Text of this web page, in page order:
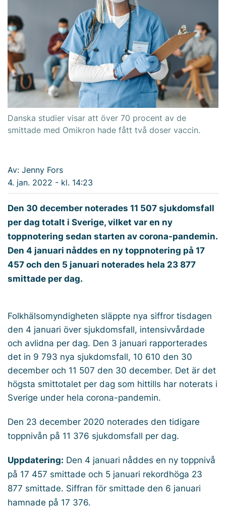
Danska studier visar att över 70 procent av de
smittade med Omikron hade fått två doser vaccin.
Av: Jenny Fors
4. jan. 2022 - kl. 14:23
Den 30 december noterades 11 507 sjukdomsfall
per dag totalt i Sverige, vilket var en ny
toppnotering sedan starten av corona-pandemin.
Den 4 januari nåddes en ny toppnotering på 17
457 och den 5 januari noterades hela 23 877
smittade per dag.
Folkhälsomyndigheten släppte nya siffror tisdagen
den 4 januari över sjukdomsfall, intensivvårdade
och avlidna per dag. Den 3 januari rapporterades
det in 9 793 nya sjukdomsfall, 10 610 den 30
december och 11 507 den 30 december. Det är det
högsta smittotalet per dag som hittills har noterats i
Sverige under hela corona-pandemin.
Den 23 december 2020 noterades den tidigare
toppnivån på 11 376 sjukdomsfall per dag.
Uppdatering: Den 4 januari nåddes en ny toppnivå
på 17 457 smittade och 5 januari rekordhöga 23
877 smittade. Siffran för smittade den 6 januari
hamnade på 17 376.